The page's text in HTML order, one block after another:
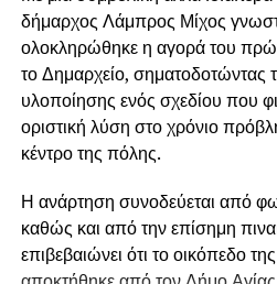
δήμαρχος Λάμπρος Μίχος
ολοκληρώθηκε η αγορά του
το Δημαρχείο, σηματοδοτώντας
υλοποίησης ενός σχεδίου που
οριστική λύση στο χρόνιο
κέντρο της πόλης.
Η ανάρτηση συνοδεύεται από
καθώς και από την επίσημη
επιβεβαιώνει ότι το οικόπεδο